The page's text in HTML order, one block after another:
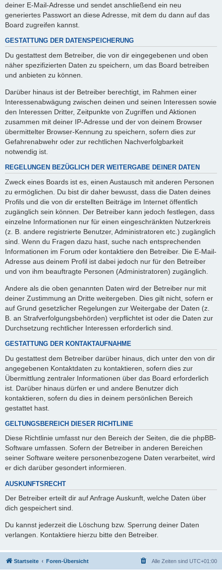
deiner E-Mail-Adresse und sendet anschließend ein neu
generiertes Passwort an diese Adresse, mit dem du dann auf das
Board zugreifen kannst.
GESTATTUNG DER DATENSPEICHERUNG
Du gestattest dem Betreiber, die von dir eingegebenen und oben
näher spezifizierten Daten zu speichern, um das Board betreiben
und anbieten zu können.
Darüber hinaus ist der Betreiber berechtigt, im Rahmen einer
Interessenabwägung zwischen deinen und seinen Interessen sowie
den Interessen Dritter, Zeitpunkte von Zugriffen und Aktionen
zusammen mit deiner IP-Adresse und der von deinem Browser
übermittelter Browser-Kennung zu speichern, sofern dies zur
Gefahrenabwehr oder zur rechtlichen Nachverfolgbarkeit
notwendig ist.
REGELUNGEN BEZÜGLICH DER WEITERGABE DEINER DATEN
Zweck eines Boards ist es, einen Austausch mit anderen Personen
zu ermöglichen. Du bist dir daher bewusst, dass die Daten deines
Profils und die von dir erstellten Beiträge im Internet öffentlich
zugänglich sein können. Der Betreiber kann jedoch festlegen, dass
einzelne Informationen nur für einen eingeschränkten Nutzerkreis
(z. B. andere registrierte Benutzer, Administratoren etc.) zugänglich
sind. Wenn du Fragen dazu hast, suche nach entsprechenden
Informationen im Forum oder kontaktiere den Betreiber. Die E-Mail-
Adresse aus deinem Profil ist dabei jedoch nur für den Betreiber
und von ihm beauftragte Personen (Administratoren) zugänglich.
Andere als die oben genannten Daten wird der Betreiber nur mit
deiner Zustimmung an Dritte weitergeben. Dies gilt nicht, sofern er
auf Grund gesetzlicher Regelungen zur Weitergabe der Daten (z.
B. an Strafverfolgungsbehörden) verpflichtet ist oder die Daten zur
Durchsetzung rechtlicher Interessen erforderlich sind.
GESTATTUNG DER KONTAKTAUFNAHME
Du gestattest dem Betreiber darüber hinaus, dich unter den von dir
angegebenen Kontaktdaten zu kontaktieren, sofern dies zur
Übermittlung zentraler Informationen über das Board erforderlich
ist. Darüber hinaus dürfen er und andere Benutzer dich
kontaktieren, sofern du dies in deinem persönlichen Bereich
gestattet hast.
GELTUNGSBEREICH DIESER RICHTLINIE
Diese Richtlinie umfasst nur den Bereich der Seiten, die die phpBB-
Software umfassen. Sofern der Betreiber in anderen Bereichen
seiner Software weitere personenbezogene Daten verarbeitet, wird
er dich darüber gesondert informieren.
AUSKUNFTSRECHT
Der Betreiber erteilt dir auf Anfrage Auskunft, welche Daten über
dich gespeichert sind.
Du kannst jederzeit die Löschung bzw. Sperrung deiner Daten
verlangen. Kontaktiere hierzu bitte den Betreiber.
Startseite Foren-Übersicht Alle Zeiten sind UTC+01:00